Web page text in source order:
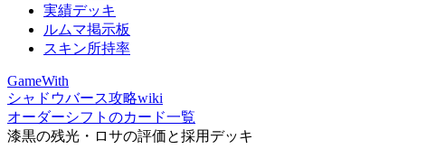
実績デッキ
ルムマ掲示板
スキン所持率
GameWith
シャドウバース攻略wiki
オーダーシフトのカード一覧
漆黒の残光・ロサの評価と採用デッキ